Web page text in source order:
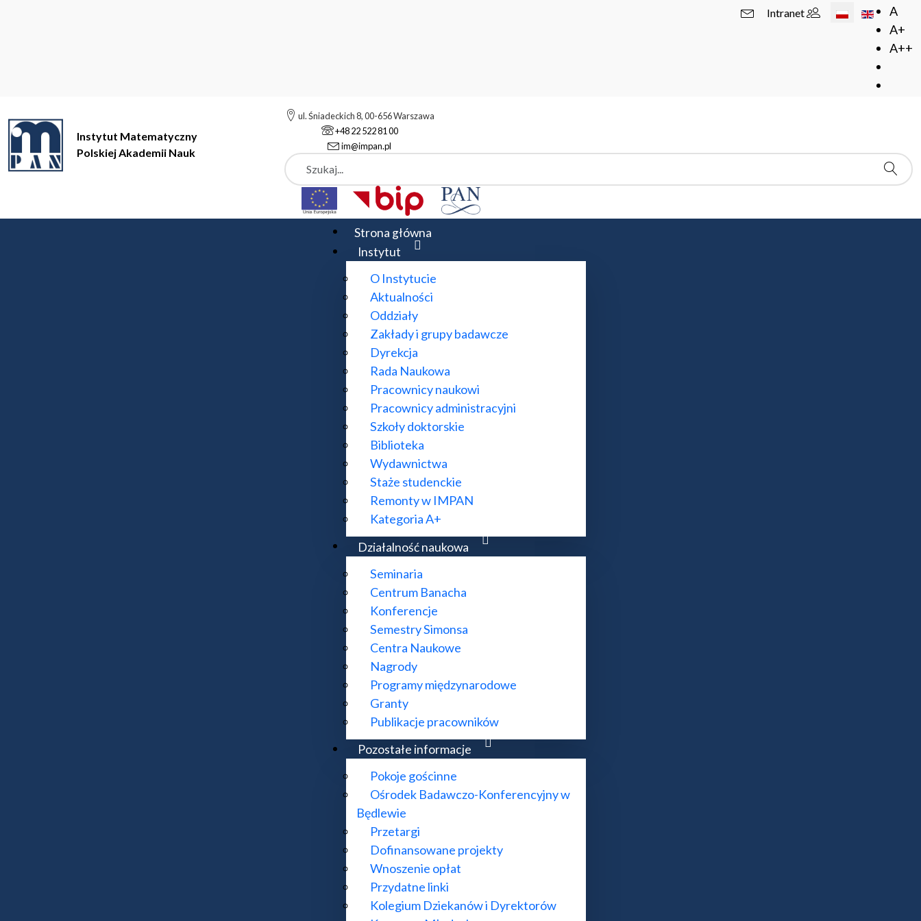
A
A+
A++
Wybierz swój język
Intranet
Instytut Matematyczny
Polskiej Akademii Nauk
ul. Śniadeckich 8, 00-656 Warszawa
+48 22 522 81 00
im@impan.pl
Szukaj
Strona główna
Instytut
O Instytucie
Aktualności
Oddziały
Zakłady i grupy badawcze
Dyrekcja
Rada Naukowa
Pracownicy naukowi
Pracownicy administracyjni
Szkoły doktorskie
Biblioteka
Wydawnictwa
Staże studenckie
Remonty w IMPAN
Kategoria A+
Działalność naukowa
Seminaria
Centrum Banacha
Konferencje
Semestry Simonsa
Centra Naukowe
Nagrody
Programy międzynarodowe
Granty
Publikacje pracowników
Pozostałe informacje
Pokoje gościnne
Ośrodek Badawczo-Konferencyjny w
Będlewie
Przetargi
Dofinansowane projekty
Wnoszenie opłat
Przydatne linki
Kolegium Dziekanów i Dyrektorów
Instytut Matematyczny
Sześciu nowych doktorantów dołącza do zespołu IM PAN